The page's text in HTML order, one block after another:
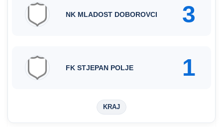
NK MLADOST DOBOROVCI 3
FK STJEPAN POLJE 1
KRAJ